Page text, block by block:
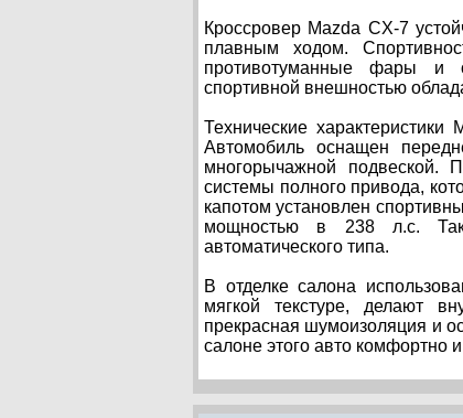
Кроссровер Mazda CX-7
плавным ходом.
противотуманные фары и
спортивной внешностью
Технические
Автомобиль оснащен
многорычажной подвеской.
системы полного привода,
капотом установлен
мощностью в 238 л.с.
автоматического типа.
В отделке салона
мягкой текстуре, делают
прекрасная шумоизоляция и
салоне этого авто комфортно